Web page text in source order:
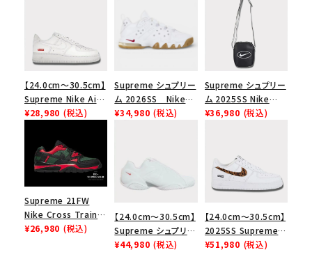
キーワードから探す
search
2025AW 2025SS
Tシャツ・ロングスリーブ
【24.0cm～30.5cm】
Supreme Nike Air
Force 1 Low シュプ
ース１スニーカー シ
ューズ ホワイト
¥28,980 (税込)
Supreme シュプリー
ム 2026SS Nike
SB Air Max 2 CB 94
¥34,980 (税込)
Supreme シュプリー
ム 2025SS Nike
Leather Shoulder
¥36,980 (税込)
Supreme 21FW
Nike Cross Trainer
Low ナイキクロスト
¥26,980 (税込)
【24.0cm～30.5cm】
Supreme シュプリー
ム 2023AW Nike
¥44,980 (税込)
【24.0cm～30.5cm】
2025SS Supreme
GOODENOUGH
¥51,980 (税込)